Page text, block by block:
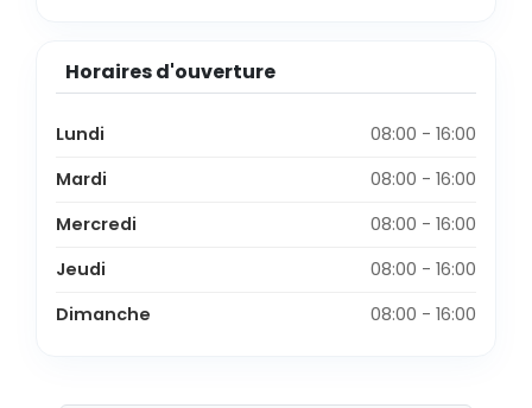
Horaires d'ouverture
Lundi
08:00 - 16:00
Mardi
08:00 - 16:00
Mercredi
08:00 - 16:00
Jeudi
08:00 - 16:00
Dimanche
08:00 - 16:00